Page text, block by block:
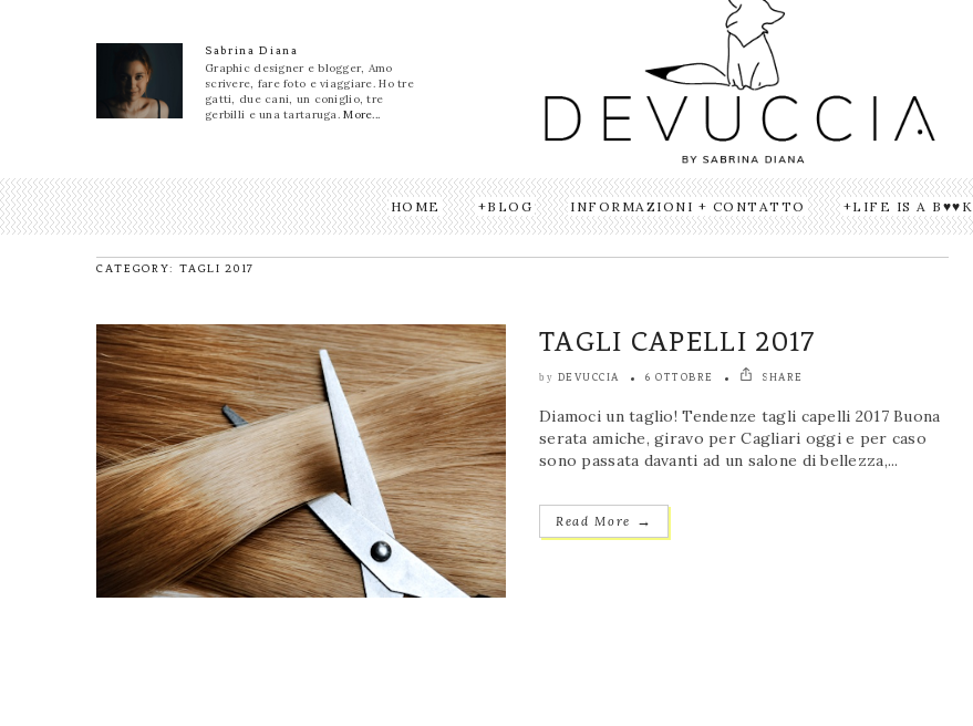
Sabrina Diana
Graphic designer e blogger, Amo
scrivere, fare foto e viaggiare. Ho tre
gatti, due cani, un coniglio, tre
gerbilli e una tartaruga.More...
HOME BLOG INFORMAZIONI + CONTATTO LIFE IS A B♥♥K
CATEGORY: TAGLI 2017
TAGLI CAPELLI 2017
by DEVUCCIA 6 OTTOBRE SHARE
Diamoci un taglio! Tendenze tagli capelli 2017 Buona
serata amiche, giravo per Cagliari oggi e per caso
sono passata davanti ad un salone di bellezza,...
Read More →